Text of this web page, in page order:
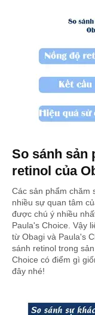
So sánh sản
retinol của
Các sản phẩm chăm
nhiều sự quan tâm
được chú ý nhiều
Paula's Choice. Vậy
từ Obagi và Paula's
sánh retinol trong
Choice có điểm gì
đây nhé!